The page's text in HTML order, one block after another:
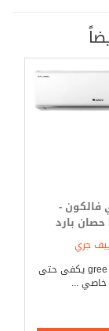
فالكون -
Falcon 1.5 حصان بارد
جري
تكييف جرى, gree يكفى حتى